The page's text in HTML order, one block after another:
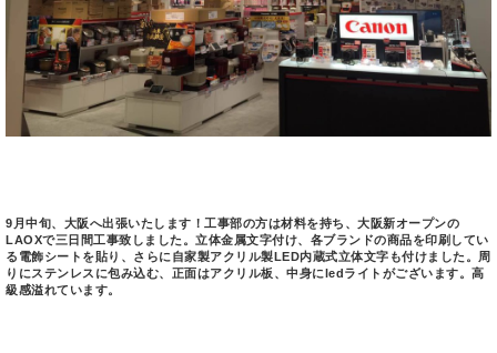
9月中旬、大阪へ出張いたします！工事部の方は材料を持ち、大阪新オープンの
LAOXで三日間工事致しました。立体金属文字付け、各ブランドの商品を印刷してい
る電飾シートを貼り、さらに自家製アクリル製LED内蔵式立体文字も付けました。周
りにステンレスに包み込む、正面はアクリル板、中身にledライトがございます。高
級感溢れています。